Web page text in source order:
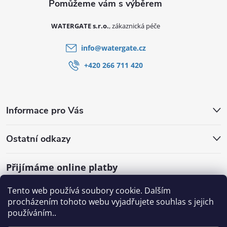
Tento web používá soubory cookie. Dalším
procházením tohoto webu vyjadřujete souhlas s jejich
používáním..
Informace pro Vás
Ostatní odkazy
Přijímáme online platby
WATERGATE s.r.o.
info@watergate.cz
+420 266 711 420